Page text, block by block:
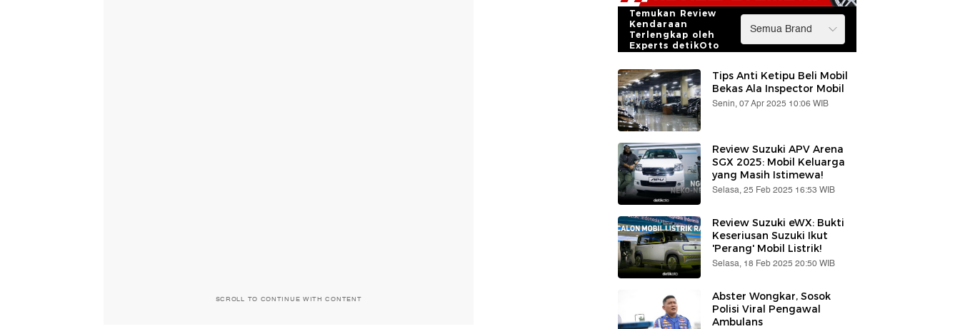
SCROLL TO CONTINUE WITH CONTENT
Temukan Review
Kendaraan
Terlengkap oleh
Experts detikOto
Tips Anti Ketipu Beli Mobil
Bekas Ala Inspector Mobil
Senin, 07 Apr 2025 10:06 WIB
Review Suzuki APV Arena
SGX 2025: Mobil Keluarga
yang Masih Istimewa!
Selasa, 25 Feb 2025 16:53 WIB
Review Suzuki eWX: Bukti
Keseriusan Suzuki Ikut
'Perang' Mobil Listrik!
Selasa, 18 Feb 2025 20:50 WIB
Abster Wongkar, Sosok
Polisi Viral Pengawal
Ambulans